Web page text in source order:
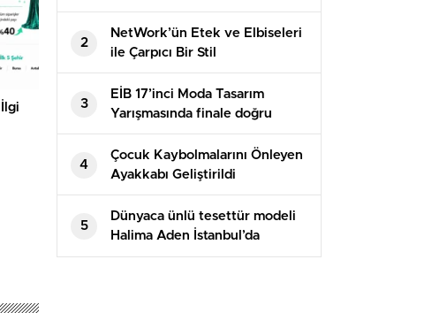
İstanbul’da açtı
2
NetWork’ün Etek ve Elbiseleri
ile Çarpıcı Bir Stil
3
EİB 17’inci Moda Tasarım
Yarışmasında finale doğru
4
Çocuk Kaybolmalarını Önleyen
Ayakkabı Geliştirildi
5
Dünyaca ünlü tesettür modeli
Halima Aden İstanbul’da
podyuma çıktı